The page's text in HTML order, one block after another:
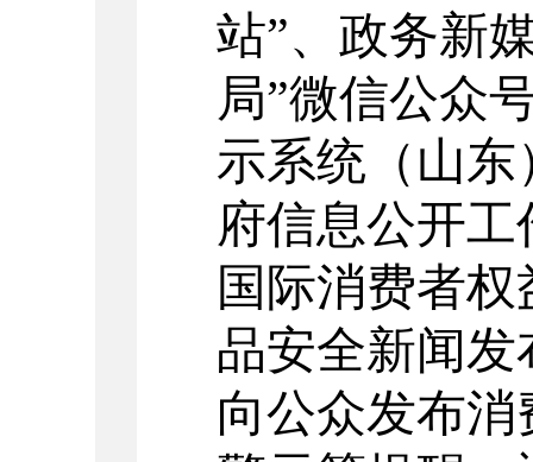
站”、政务新
局”微信公众
示系统（山东
府信息公开
国际消费者
品安全新闻
向公众发布